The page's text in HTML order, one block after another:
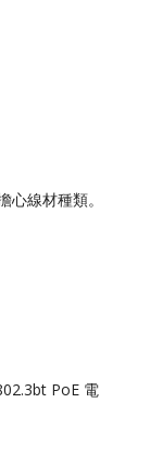
線材種類。
PoE 電